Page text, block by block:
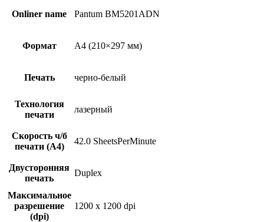
Onliner name Pantum BM5201ADN
Формат A4 (210×297 мм)
Печать черно-белый
Технология
печати
лазерный
Скорость ч/б
печати (А4)
42.0 SheetsPerMinute
Двусторонняя
печать
Duplex
Максимальное
разрешение
(dpi)
1200 x 1200 dpi